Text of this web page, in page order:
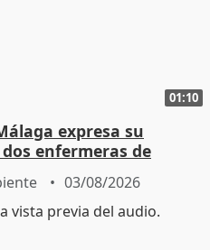
01:10
expresa su
enfermeras de
03/08/2026